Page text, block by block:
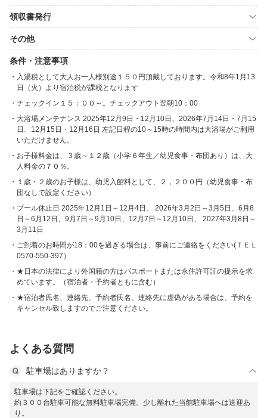
領収書発行
その他
条件・注意事項
入湯税として大人お一人様別途１５０円頂戴しております。令和8年1月13
日（火）より宿泊税が課税となります
チェックイン１５：００～。チェックアウト翌朝10：00
大浴場メンテナンス 2025年12月9日・12月10日、2026年7月14日・7月15
日、12月15日・12月16日 左記日程の10～15時の時間内は大浴場がご利用
いただけません。
お子様料金は、３歳～１２歳（小学６年生／幼児食事・布団あり）は、大
人料金の７０％。
１歳・２歳のお子様は、幼児入館料として、２，２００円（幼児食事・布
団なしで設定ください）
プール休止日 2025年12月1日～12月4日、 2026年3月2日～3月5日、6月8
日～6月12日、9月7日～9月10日、12月7日～12月10日、 2027年3月8日～
3月11日
ご到着のお時間が18：00を過ぎる場合は、事前にご連絡をください(ＴＥＬ
0570-550-397）
★日本の法律により外国籍の方はパスポートまたは永住許可証の提示を求
めています。（宿泊者・予約者ともに含む）
★宿泊者氏名、連絡先、予約者氏名、連絡先に虚偽がある場合は、予約を
キャンセル致しますのでご注意ください。
よくある質問
駐車場はありますか？
駐車場は下記をご確認ください。
約３００台駐車可能な無料駐車場完備。少し離れた当館駐車場へは送迎あ
り。